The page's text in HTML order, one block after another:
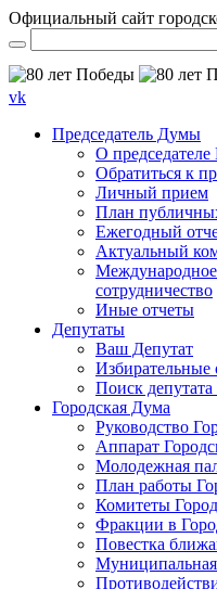
Официальный сайт
vk
Председатель Думы
О
Обратиться к
Личный прием
План
Ежегодный
Актуальный
сотрудничество
Иные отчеты
Депутаты
Ваш Депутат
Избирательные
Поиск депутата
Городская Дума
Руководство
Аппарат
Молодежная
План работы
Комитеты
Фракции в
Повестка